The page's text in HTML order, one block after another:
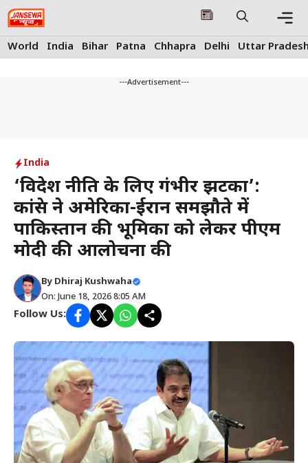
Skip
to
content
World India Bihar Patna Chhapra Delhi Uttar
---Advertisement---
India
‘विदेश नीति के लिए गंभीर झटका’:
कांग्रेस ने अमेरिका-ईरान समझौते में
पाकिस्तान की भूमिका को लेकर पीएम
मोदी की आलोचना की
By Dhiraj Kushwaha
On: June 18, 2026 8:05 AM
Follow Us: